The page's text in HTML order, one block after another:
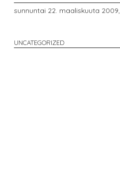
sunnuntai 22. maaliskuuta 2009,
UNCATEGORIZED